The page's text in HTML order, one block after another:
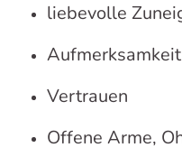
liebevolle
Aufmerksamkeit
Vertrauen
Offene Arme,